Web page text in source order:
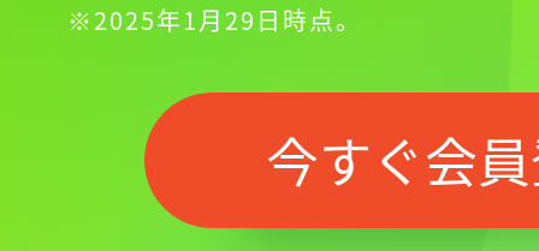
※2025年1月29日時点。
今すぐ会